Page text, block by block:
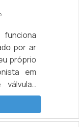
por ar
próprio
em
é o
DE